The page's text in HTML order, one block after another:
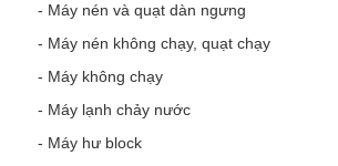
- Máy nén và quạt dàn ngưng
- Máy nén không chạy, quạt chạy
- Máy không chạy
- Máy lạnh chảy nước
- Máy hư block